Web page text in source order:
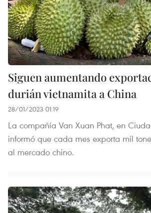
Siguen aumentando
durián vietnamita a China
28/01/2023 01:19
La compañía Van Xuan Phat, en
informó que cada mes exporta mil
al mercado chino.